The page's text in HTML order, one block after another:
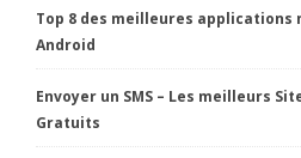
Top 8 des meilleures applications
Android
Envoyer un SMS – Les meilleurs
Gratuits